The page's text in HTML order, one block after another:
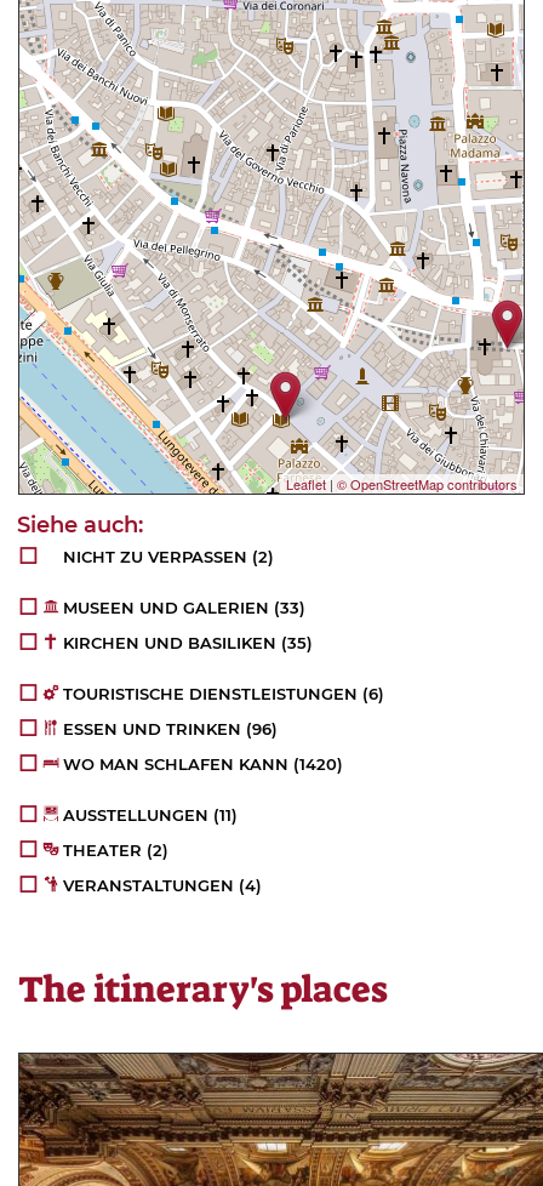
Leaflet | © OpenStreetMap contributors
NICHT ZU VERPASSEN (2)
MUSEEN UND GALERIEN (33)
KIRCHEN UND BASILIKEN (35)
TOURISTISCHE DIENSTLEISTUNGEN (6)
ESSEN UND TRINKEN (96)
WO MAN SCHLAFEN KANN (1420)
AUSSTELLUNGEN (11)
THEATER (2)
VERANSTALTUNGEN (4)
The itinerary's places